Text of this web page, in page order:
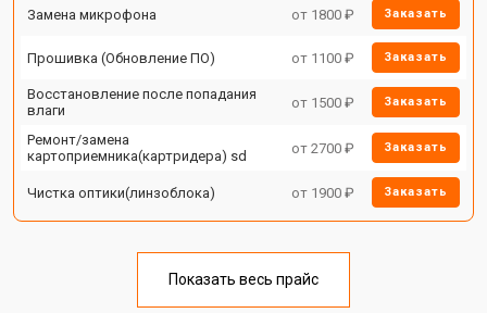
Замена микрофона от 1800 ₽ Заказать
Прошивка (Обновление ПО) от 1100 ₽ Заказать
Восстановление после попадания
влаги
от 1500 ₽ Заказать
Ремонт/замена
картоприемника(картридера) sd
от 2700 ₽ Заказать
Чистка оптики(линзоблока) от 1900 ₽ Заказать
Показать весь прайс